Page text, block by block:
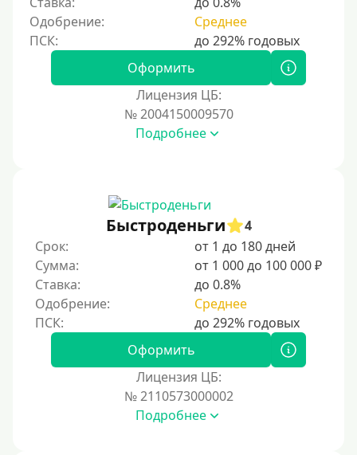
Одобрение:
Среднее
Оформить
Лицензия ЦБ:
№ 2004150009570
Подробнее
Быстроденьги
4
Срок:
от 1 до 180 дней
Сумма:
от 1 000 до 100 000 ₽
Ставка:
до 0.8%
Одобрение:
Среднее
Оформить
Лицензия ЦБ:
№ 2110573000002
Подробнее